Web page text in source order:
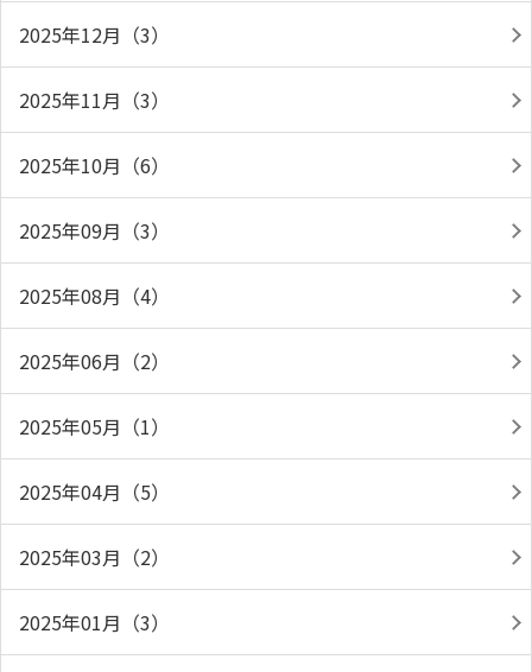
2025年12月（3）
2025年11月（3）
2025年10月（6）
2025年09月（3）
2025年08月（4）
2025年06月（2）
2025年05月（1）
2025年04月（5）
2025年03月（2）
2025年01月（3）